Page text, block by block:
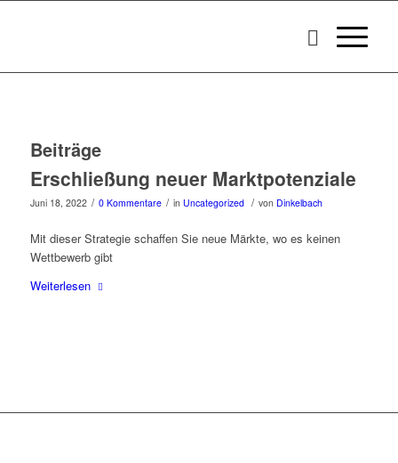
Beiträge
Erschließung neuer Marktpotenziale
Juni 18, 2022 / 0 Kommentare / in Uncategorized / von Dinkelbach
Mit dieser Strategie schaffen Sie neue Märkte, wo es keinen
Wettbewerb gibt
Weiterlesen